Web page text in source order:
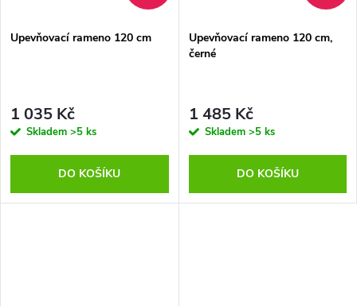
Upevňovací rameno 120 cm
1 035 Kč
Skladem >5 ks
DO KOŠÍKU
Upevňovací rameno 120 cm,
černé
1 485 Kč
Skladem >5 ks
DO KOŠÍKU